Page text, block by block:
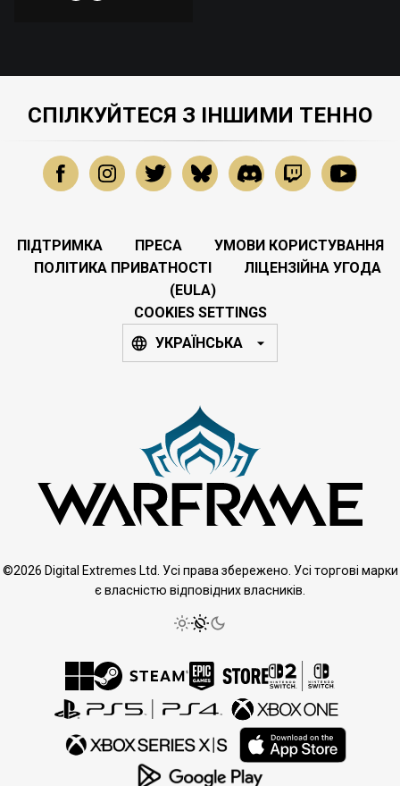
СПІЛКУЙТЕСЯ З ІНШИМИ ТЕННО
ПІДТРИМКА ПРЕСА
УМОВИ КОРИСТУВАННЯ
ПОЛІТИКА ПРИВАТНОСТІ
ЛІЦЕНЗІЙНА УГОДА
(EULA)
COOKIES SETTINGS
УКРАЇНСЬКА
©2026 Digital Extremes Ltd. Усі права збережено. Усі торгові марки
є власністю відповідних власників.